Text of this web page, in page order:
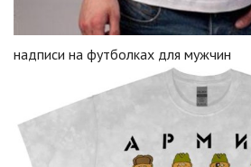
надписи на футболках для мужчин